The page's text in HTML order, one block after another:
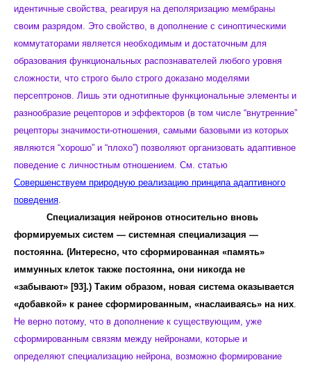
идентичные свойства, реагируя на деполяризацию мембраны
своим разрядом. Это свойство, в дополнение с синоптическими
коммутаторами является необходимым и достаточным для
образования функциональных распознавателей любого уровня
сложности, что строго было строго доказано моделями
персептронов. Лишь эти однотипные функциональные элементы и
разнообразие рецепторов и эффекторов (в том числе “внутренние”
рецепторы значимости-отношения, самыми базовыми из которых
являются “хорошо” и “плохо”) позволяют организовать адаптивное
поведение с личностным отношением. См. статью
Совершенствуем природную реализацию принципа адаптивного
поведения.
Специализация нейронов относительно вновь
формируемых систем — системная специализация —
постоянна. (Интересно, что сформированная «память»
иммунных клеток также постоянна, они никогда не
«забывают» [93].) Таким образом, новая система оказывается
«добавкой» к ранее сформированным, «наслаиваясь» на них.
Не верно потому, что в дополнение к существующим, уже
сформированным связям между нейронами, которые и
определяют специализацию нейрона, возможно формирование